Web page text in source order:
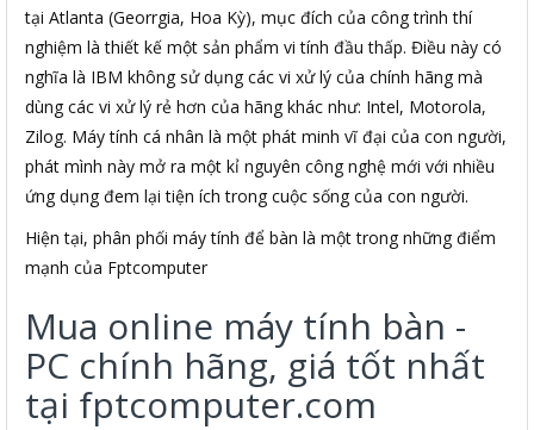
tại Atlanta (Georrgia, Hoa Kỳ), mục đích của công trình thí
nghiệm là thiết kế một sản phẩm vi tính đầu thấp. Điều này có
nghĩa là IBM không sử dụng các vi xử lý của chính hãng mà
dùng các vi xử lý rẻ hơn của hãng khác như: Intel, Motorola,
Zilog. Máy tính cá nhân là một phát minh vĩ đại của con người,
phát mình này mở ra một kỉ nguyên công nghệ mới với nhiều
ứng dụng đem lại tiện ích trong cuộc sống của con người.
Hiện tại, phân phối máy tính để bàn là một trong những điểm
mạnh của Fptcomputer
Mua online máy tính bàn -
PC chính hãng, giá tốt nhất
tại fptcomputer.com